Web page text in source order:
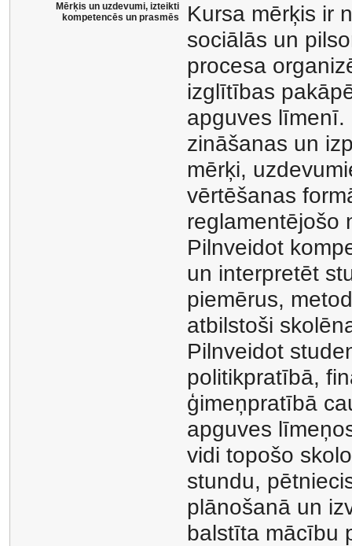
Mērķis un uzdevumi, izteikti
kompetencēs un prasmēs
Kursa mērķis ir
sociālās un
procesa
izglītības
apguves līmenī.
zināšanas un
mērķi,
vērtēšanas
reglamentējošo
Pilnveidot
un interpretēt
piemērus,
atbilstoši
Pilnveidot
politikpratībā,
ģimeņpratībā
apguves
vidi topošo
stundu,
plānošanā un
balstīta mācību